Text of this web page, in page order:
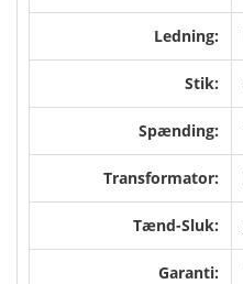
Ledning:
Stik:
Spænding:
Transformator:
Tænd-Sluk:
Garanti: